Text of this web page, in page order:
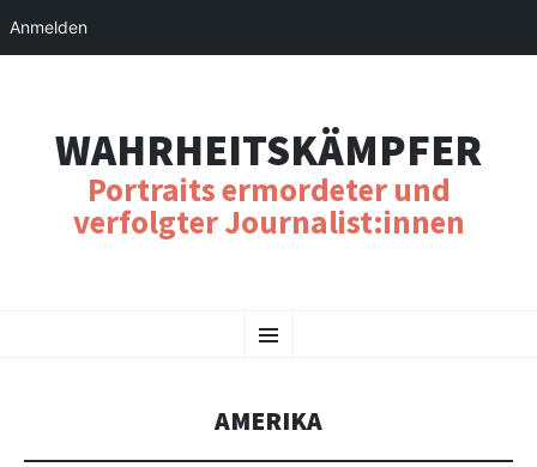
WAHRHEITSKÄMPFER
Portraits ermordeter und
verfolgter Journalist:innen
Menu
TO
AMERIKA
Anmelden